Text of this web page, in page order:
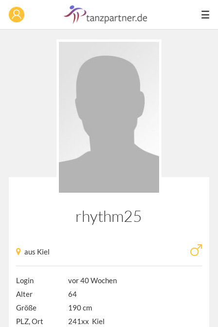
rhythm25
aus Kiel
Login
vor 40 Wochen
Alter
64
Größe
190 cm
PLZ, Ort
241xx Kiel